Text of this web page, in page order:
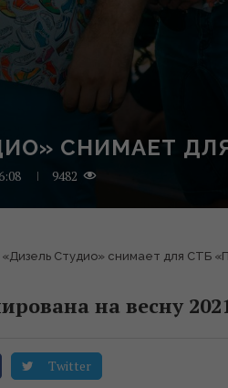
СНИМАЕТ
9482
«Дизель Студио» снимает для СТБ
на весну
Twitter